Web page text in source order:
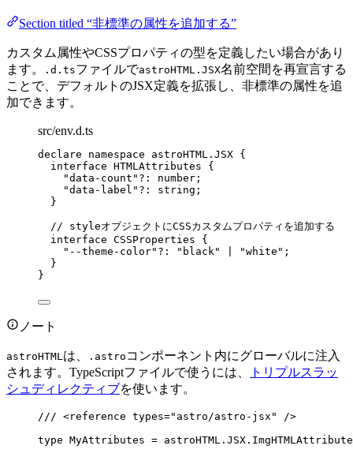
Section titled “非標準の属性を追加する”
カスタム属性やCSSプロパティの型を定義したい場合があり
ます。
.d.tsファイルでastroHTML.JSX名前空間を再宣言する
ことで、デフォルトのJSX定義を拡張し、非標準の属性を追
加できます。
src/env.d.ts
declare namespace astroHTML . JSX {
interface HTMLAttributes {
"data-count " ?: number ;
"data-label " ?: string ;
}
// styleオブジェクトにCSSカスタムプロパティを追加する
interface CSSProperties {
" --theme-color" ?: " black " "white " ;
}
}
ノート
astroHTML は、 .astro コンポーネント内にグローバルに注入
されます。TypeScriptファイルで使うには、
トリプルスラッ
シュディレクティブを使います。
/// <reference types=" astro/astro-jsx "
/>
type MyAttributes = astroHTML . JSX .